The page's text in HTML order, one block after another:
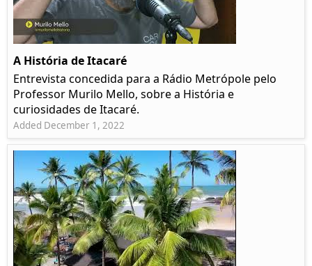
A História de Itacaré
Entrevista concedida para a Rádio Metrópole pelo
Professor Murilo Mello, sobre a História e
curiosidades de Itacaré.
Added December 1, 2022